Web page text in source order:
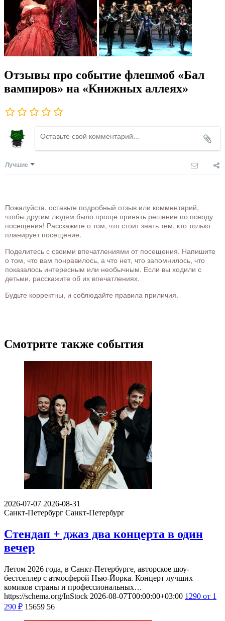
Отзывы про событие флешмоб «Бал
вампиров» на «Книжных аллеях»
Лучшие
Пожалуйста, оставьте подробный отзыв или комментарий,
чтобы другим людям было проще принять решение по поводу
посещения! Расскажите о том, что стоит знать тем, кто только
планирует посещение.
Поделитесь с своими впечатлениями от посещения. Напишите
о том, что вам понравилось, а что нет, что запомнилось, что
показалось интересным или необычным. Если вы ходили с
детьми, расскажите об их впечатлениях.
Будьте корректны, и соблюдайте правила приличия.
Смотрите также события
2026-07-07 2026-08-31
Санкт-Петербург Санкт-Петербург
Стендап + джаз два концерта в один
вечер
Летом 2026 года, в Санкт-Петербурге, авторское шоу-
бестселлер с атмосферой Нью-Йорка. Концерт лучших
комиков страны и профессиональных…
https://schema.org/InStock 2026-08-07T00:00:00+03:00 1290 от 1
290 ₽ 15659 56